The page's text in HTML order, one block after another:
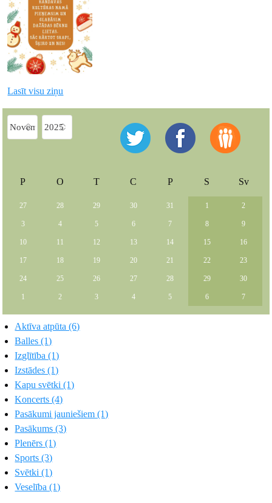
Lasīt visu ziņu
P O T C P S Sv
27 28 29 30 31 1 2
3 4 5 6 7 8 9
10 11 12 13 14 15 16
17 18 19 20 21 22 23
24 25 26 27 28 29 30
1 2 3 4 5 6 7
Aktīva atpūta (6)
Balles (1)
Izglītība (1)
Izstādes (1)
Kapu svētki (1)
Koncerts (4)
Pasākumi jauniešiem (1)
Pasākums (3)
Plenērs (1)
Sports (3)
Svētki (1)
Veselība (1)